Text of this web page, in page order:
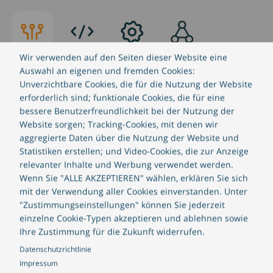
Wir verwenden auf den Seiten dieser Website eine
Auswahl an eigenen und fremden Cookies:
Unverzichtbare Cookies, die für die Nutzung der Website
erforderlich sind; funktionale Cookies, die für eine
bessere Benutzerfreundlichkeit bei der Nutzung der
Website sorgen; Tracking-Cookies, mit denen wir
aggregierte Daten über die Nutzung der Website und
Statistiken erstellen; und Video-Cookies, die zur Anzeige
relevanter Inhalte und Werbung verwendet werden.
Wenn Sie "ALLE AKZEPTIEREN" wählen, erklären Sie sich
mit der Verwendung aller Cookies einverstanden. Unter
"Zustimmungseinstellungen" können Sie jederzeit
einzelne Cookie-Typen akzeptieren und ablehnen sowie
Ihre Zustimmung für die Zukunft widerrufen.
Datenschutzrichtlinie
Impressum
Innovative
Technologie
CREALOGIX stellt mit seinem Digital Hub
eine Foundation sowie modulare
Funktionalitäten zur Verfügung, die sie zu
ihren eigenen digitalen Dienstleistungen
hinzufügen können. Unsere cloudbasierte
SaaS-(Software as a Service)-Technologie
ermöglicht es Ihnen, einen strategischen
„buy don’t build“-Ansatz zu verfolgen.
Darüber hinaus bietet Ihnen unsere
So
arbeiten
So
programmieren
Unser
Umfeld
Unser
Team